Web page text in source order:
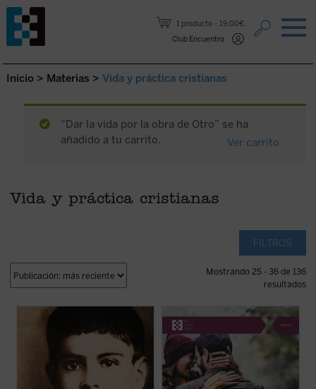
1 producto
19,00€
Club Encuentro
Saltar al contenido.
Inicio > Materias > Vida y práctica cristianas
“Dar la vida por la obra de Otro” se ha
añadido a tu carrito.
Ver carrito
Vida y práctica cristianas
FILTROS
Mostrando 25 - 36 de 136
resultados
¿Qué pasó para que muchos católicos se
guerra de los cristeros? El autor de este
libro, natural del pueblo del joven mártir, no
sólo responde a estas preguntas con
documentos, sino que logra ... (ver ficha)
«Cada persona humana es creada
directamente por Dios. Ninguna persona
viene a la existencia por azar o por
necesidad: en su origen hay un acto
creador ---es decir, un acto de inteligencia y
de voluntad--- de Dios. Antes de haber sido
concebido en ... (ver ficha)